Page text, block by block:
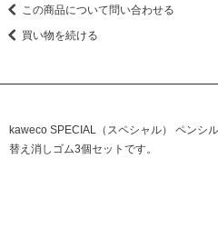
この商品について問い合わせる
買い物を続ける
kaweco SPECIAL（スペシャル） ペンシ
替え消しゴム3個セットです。